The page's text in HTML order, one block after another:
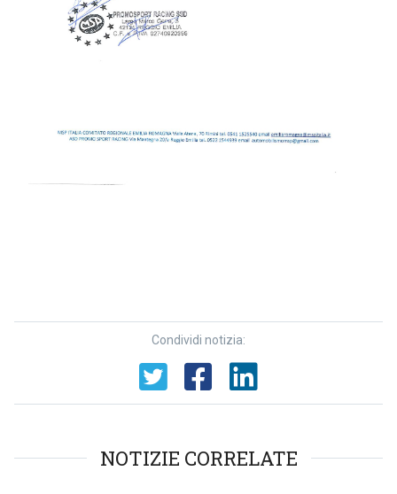
Condividi notizia:
NOTIZIE CORRELATE